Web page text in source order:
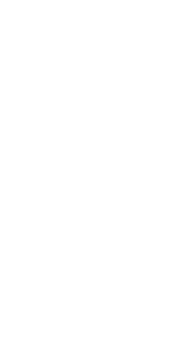
El fichaje más
costaba 105
Del filial pepinero a